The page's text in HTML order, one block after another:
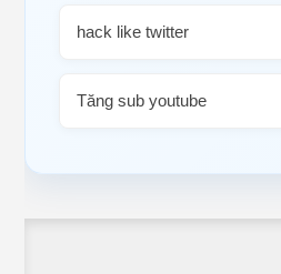
hack like twitter
Tăng sub youtube